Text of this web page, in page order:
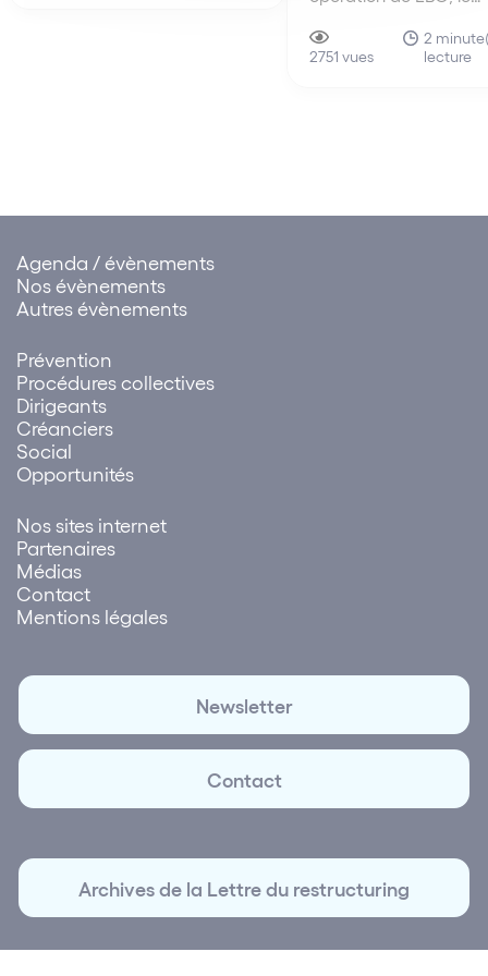
cabinet d’audit
d’établir un
2751 vues
2
lecture
Agenda / évènements
Nos évènements
Autres évènements
Prévention
Procédures collectives
Dirigeants
Créanciers
Social
Opportunités
Nos sites internet
Partenaires
Médias
Contact
Mentions légales
Newsletter
Contact
Archives de la Lettre du restructuring